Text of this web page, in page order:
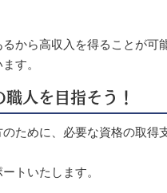
から高収入を得ることが可
す。
人を目指そう！
ために、必要な資格の取得
トいたします。